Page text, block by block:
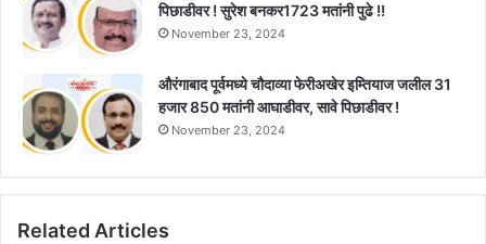
पिछाडीवर ! सुरेश बनकर1723 मतांनी पुढे !!
November 23, 2024
औरंगाबाद पूर्वमध्ये चौदाव्या फेरीअखेर इम्तियाज जलील 31
हजार 850 मतांनी आघाडीवर, सावे पिछाडीवर !
November 23, 2024
Related Articles